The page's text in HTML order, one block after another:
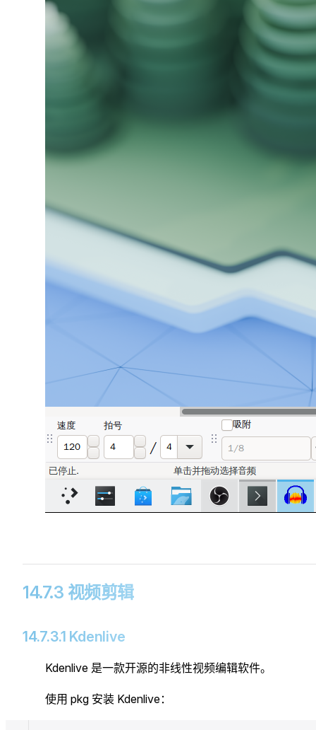
14.7.3 视频剪辑
14.7.3.1 Kdenlive
Kdenlive 是一款开源的非线性视频编辑软件。
使用 pkg 安装 Kdenlive：